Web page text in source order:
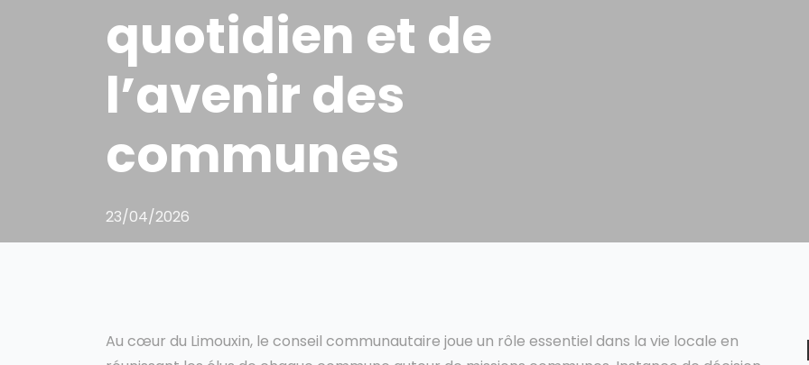
quotidien et de
l’avenir des
communes
23/04/2026
Au cœur du Limouxin, le conseil communautaire joue un rôle essentiel dans la vie locale en